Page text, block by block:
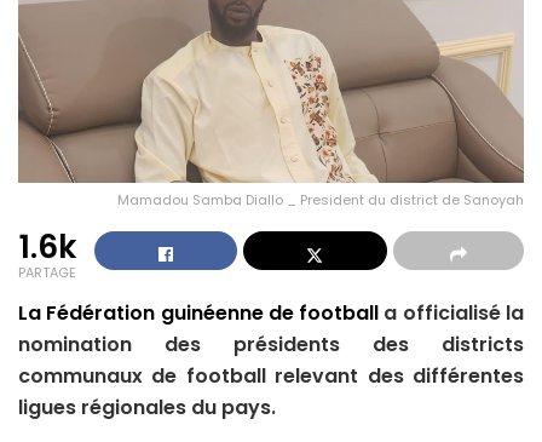
Mamadou Samba Diallo _ President du district de Sanoyah
1.6k
PARTAGE
La Fédération guinéenne de football a officialisé la
nomination des présidents des districts
communaux de football relevant des différentes
ligues régionales du pays.